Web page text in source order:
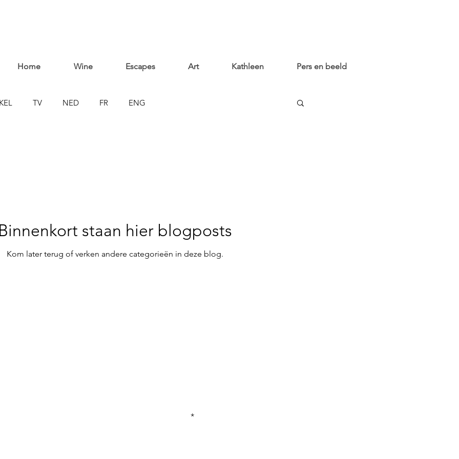
Home Wine Escapes Art Kathleen Pers en beeld
TV NED FR ENG
Binnenkort staan hier blogposts
Kom later terug of verken andere categorieën in deze blog.